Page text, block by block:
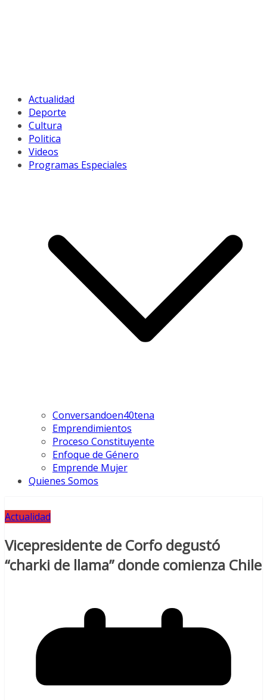
Actualidad
Deporte
Cultura
Politica
Videos
Programas Especiales
Conversandoen40tena
Emprendimientos
Proceso Constituyente
Enfoque de Género
Emprende Mujer
Quienes Somos
Actualidad
Vicepresidente de Corfo degustó
“charki de llama” donde comienza Chile